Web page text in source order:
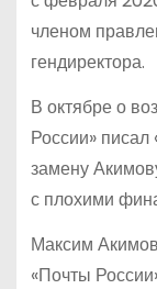
членом
гендиректора.
В октябре о
России» писал
замену
с плохими
Максим
«Почты